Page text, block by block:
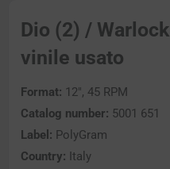
Dio (2) /
vinile usato
Format: 12″, 45 RPM
Catalog number: 5001 651
Label: PolyGram
Country: Italy